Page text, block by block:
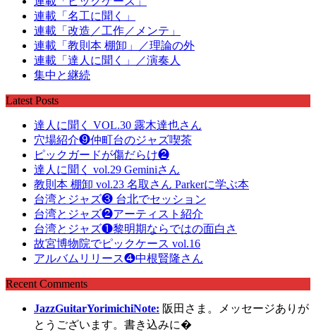
連載「名工に聞く」
連載「改造／工作／メンテ」
連載「教則本 棚卸」／理論の外
連載「達人に聞く」／演奏人
集中と継続
Latest Posts
達人に聞く VOL.30 露木達也さん
穴場紹介❾仲町台のジャズ喫茶
ピックガードが傷だらけ❷
達人に聞く vol.29 Geminiさん
教則本 棚卸 vol.23 名取さん Parkerに学ぶ本
台湾とジャズ❸ 台北でセッション
台湾とジャズ❷アーティスト紹介
台湾とジャズ❶黎明期ならではの面白さ
故宮博物院でピックケース vol.16
アルバムリリース❹中根賢隆さん
Recent Comments
JazzGuitarYorimichiNote: 阪田さま。メッセージありが
とうございます。書き込みに�